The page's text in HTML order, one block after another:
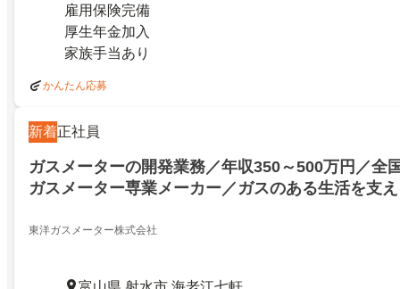
雇用保険完備
厚生年金加入
家族手当あり
かんたん応募
新着正社員
ガスメーターの開発業務／年収350～500万円／全
ガスメーター専業メーカー／ガスのある生活を支
東洋ガスメーター株式会社